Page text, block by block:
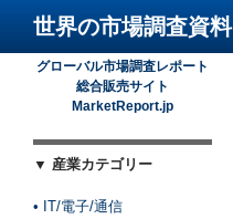
世界の市場調査資料
グローバル市場調査レポート
総合販売サイト
MarketReport.jp
▼ 産業カテゴリー
• IT/電子/通信